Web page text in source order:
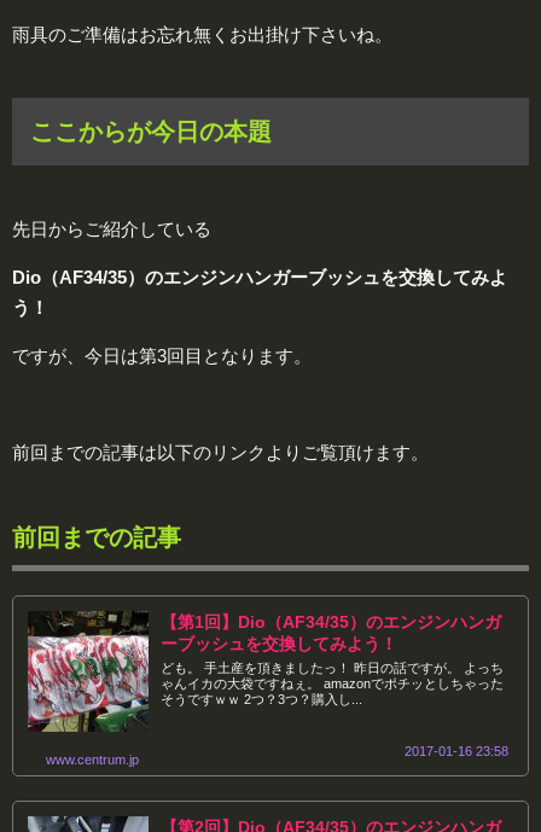
雨具のご準備はお忘れ無くお出掛け下さいね。
ここからが今日の本題
先日からご紹介している
Dio（AF34/35）のエンジンハンガーブッシュを交換してみよ
う！
ですが、今日は第3回目となります。
前回までの記事は以下のリンクよりご覧頂けます。
前回までの記事
【第1回】Dio（AF34/35）のエンジンハンガ
ーブッシュを交換してみよう！
ども。 手土産を頂きましたっ！ 昨日の話ですが。 よっち
ゃんイカの大袋ですねぇ。 amazonでポチッとしちゃった
そうですｗｗ 2つ？3つ？購入し...
www.centrum.jp
2017-01-16 23:58
【第2回】Dio（AF34/35）のエンジンハンガ